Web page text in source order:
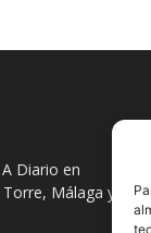
Diario en
Málaga y